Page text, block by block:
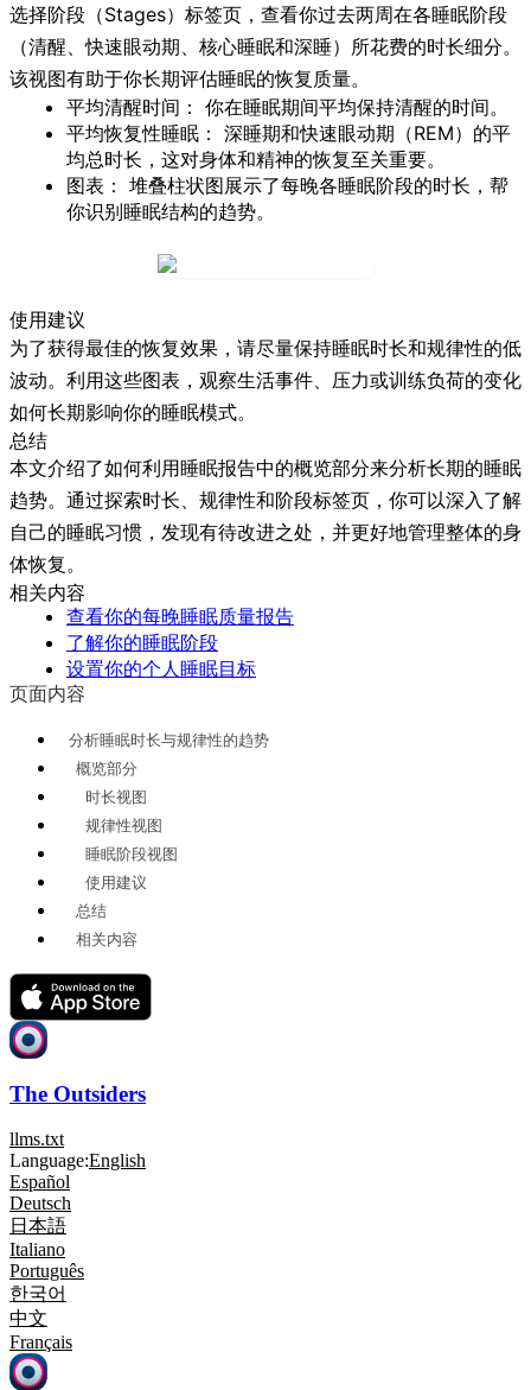
选择阶段 （Stages）标签页，查看你过去两周在各睡眠阶段
（清醒、快速眼动期、核心睡眠和深睡）所花费的时长细分。
该视图有助于你长期评估睡眠的恢复质量。
平均清醒时间： 你在睡眠期间平均保持清醒的时间。
平均恢复性睡眠： 深睡期和快速眼动期（REM）的平
均总时长，这对身体和精神的恢复至关重要。
图表： 堆叠柱状图展示了每晚各睡眠阶段的时长，帮
你识别睡眠结构的趋势。
使用建议
为了获得最佳的恢复效果，请尽量保持睡眠时长和规律性的低
波动。利用这些图表，观察生活事件、压力或训练负荷的变化
如何长期影响你的睡眠模式。
总结
本文介绍了如何利用睡眠报告中的概览部分来分析长期的睡眠
趋势。通过探索时长 规律性和阶段标签页，你可以深入了解
自己的睡眠习惯，发现有待改进之处，并更好地管理整体的身
体恢复。
相关内容
查看你的每晚睡眠质量报告
了解你的睡眠阶段
设置你的个人睡眠目标
页面内容
分析睡眠时长与规律性的趋势
概览部分
时长视图
规律性视图
睡眠阶段视图
使用建议
总结
相关内容
The Outsiders
llms.txt
Language:English
Español
Deutsch
日本語
Italiano
Português
한국어
中文
Français